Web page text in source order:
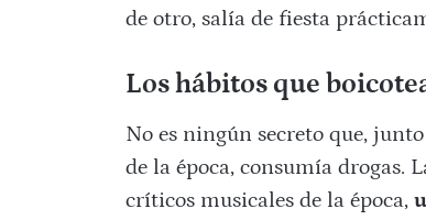
de otro, salía de fiesta
Los hábitos que
No es ningún secreto que,
de la época, consumía drogas.
críticos musicales de la época,